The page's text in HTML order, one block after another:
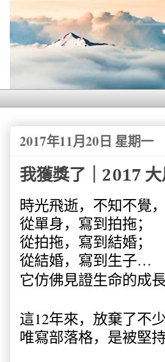
2017年11月20日 星期一
我獲獎了｜2017 大
時光飛逝，不知不覺
從單身，寫到拍拖；
從拍拖，寫到結婚；
從結婚，寫到生子…
它仿佛見證生命的成長
這12年來，放棄了不少
唯寫部落格，是被堅